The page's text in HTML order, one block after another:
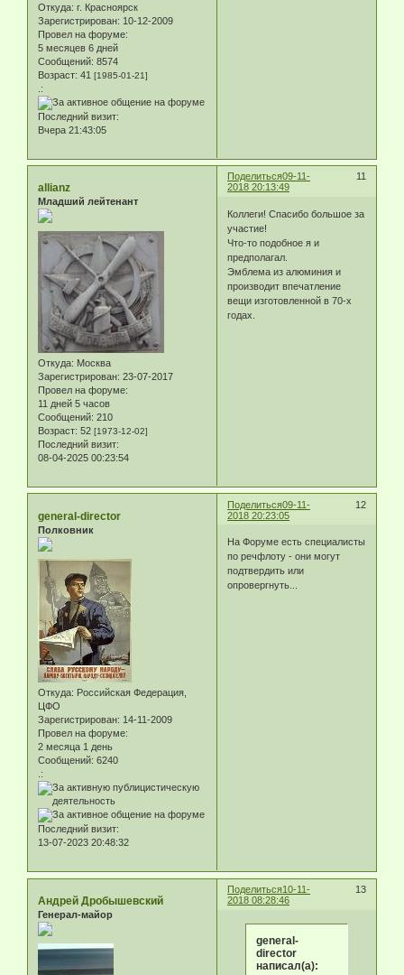
Откуда: г. Красноярск
Зарегистрирован: 10-12-2009
Провел на форуме:
5 месяцев 6 дней
Сообщений: 8574
Возраст: 41 [1985-01-21]
.:
Последний визит:
Вчера 21:43:05
Поделиться 11
09-11-
2018 20:13:49
allianz
Младший лейтенант
Откуда: Москва
Зарегистрирован: 23-07-2017
Провел на форуме:
11 дней 5 часов
Сообщений: 210
Возраст: 52 [1973-12-02]
Последний визит:
08-04-2025 00:23:54
Коллеги! Спасибо большое за
участие!
Что-то подобное я и
предполагал.
Эмблема из алюминия и
производит впечатление
вещи изготовленной в 70-х
годах.
Поделиться 12
09-11-
2018 20:23:05
general-director
Полковник
Откуда: Российская Федерация,
ЦФО
Зарегистрирован: 14-11-2009
Провел на форуме:
2 месяца 1 день
Сообщений: 6240
.:
Последний визит:
13-07-2023 20:48:32
На Форуме есть специалисты
по речфлоту - они могут
подтвердить или
опровергнуть...
Поделиться 13
10-11-
2018 08:28:46
Андрей Дробышевский
Генерал-майор
general-
director
написал(а):